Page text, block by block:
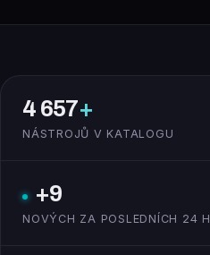
4 657+
NÁSTROJŮ V KATALOGU
+9
NOVÝCH ZA POSLEDNÍCH 24 H